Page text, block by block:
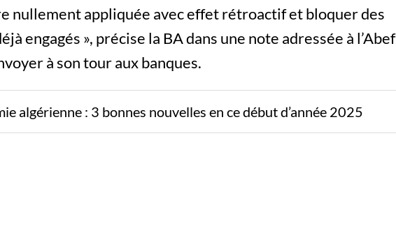
nullement appliquée avec effet rétroactif et bloquer des
engagés », précise la BA dans une note adressée à l’Abef
à son tour aux banques.
algérienne : 3 bonnes nouvelles en ce début d’année 2025